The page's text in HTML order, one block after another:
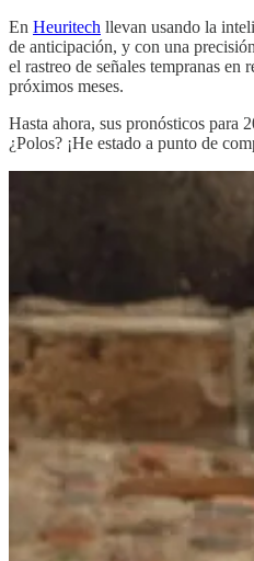
En Heuritech llevan usando la
de anticipación, y con una
el rastreo de señales tempranas
próximos meses.
Hasta ahora, sus pronósticos para
¿Polos? ¡He estado a punto de